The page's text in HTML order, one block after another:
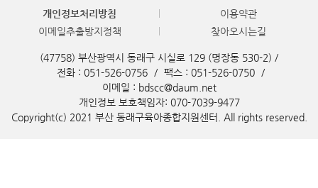
개인정보처리방침
이용약관
이메일추출방지정책
찾아오시는길
(47758) 부산광역시 동래구 시실로 129 (명장동 530-2) /
전화 : 051-526-0756
/ 팩스 : 051-526-0750
/
이메일 : bdscc@daum.net
개인정보 보호책임자: 070-7039-9477
Copyright(c) 2021 부산 동래구육아종합지원센터. All rights reserved.